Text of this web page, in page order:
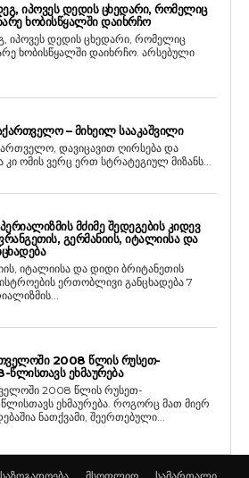
ᲘᲞᲝᲕᲔᲡ ᲓᲔᲓᲘᲡ ᲪᲮᲔᲓᲐᲠᲘ, ᲠᲝᲛᲔᲚᲘᲪ
ᲮᲝᲑᲘᲡᲬᲧᲐᲚᲨᲘ ᲓᲐᲘᲮᲠᲩᲝ
იპოვეს დედის ცხედარი, რომელიც
ხობისწყალში დაიხრჩო. არსებული
– ᲛᲘᲮᲔᲘᲚ ᲡᲐᲐᲙᲐᲨᲕᲘᲚᲘ
დავიცავით ღირსება და
ომის ვერც ერთ სტრატეგიულ მიზანს...
ᲛᲫᲘᲛᲔ ᲨᲔᲓᲔᲒᲔᲑᲘᲡ ᲙᲘᲓᲔᲕ
ᲒᲔᲠᲛᲐᲜᲘᲘᲡ, ᲘᲢᲐᲚᲘᲘᲡᲐ ᲓᲐ
იტალიისა და დიდი ბრიტანეთის
ერთობლივი განცხადება 7
2008 ᲬᲚᲘᲡ ᲠᲣᲡᲔᲗ-
ᲬᲚᲘᲡᲗᲐᲕᲡ ᲔᲮᲛᲐᲣᲠᲔᲑᲐ
2008 წლის რუსეთ-
როგორც მათ მიერ
ნათქვამი, შეერთებული...